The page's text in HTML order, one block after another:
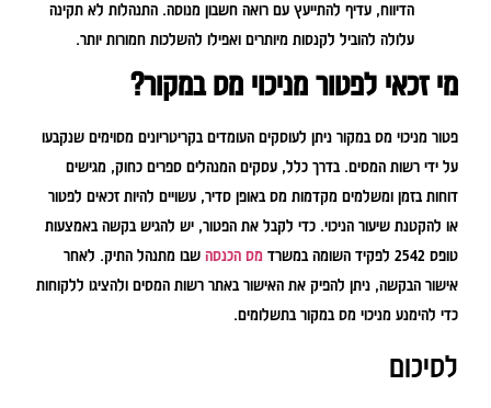
הדיווח, עדיף להתייעץ עם רואה חשבון מנוסה. התנהלות לא תקינה
עלולה להוביל לקנסות מיותרים ואפילו להשלכות חמורות יותר.
מי זכאי לפטור מניכוי מס במקור?
פטור מניכוי מס במקור ניתן לעוסקים העומדים בקריטריונים מסוימים שנקבעו
על ידי רשות המסים. בדרך כלל, עסקים המנהלים ספרים כחוק, מגישים
דוחות בזמן ומשלמים מקדמות מס באופן סדיר, עשויים להיות זכאים לפטור
או להקטנת שיעור הניכוי. כדי לקבל את הפטור, יש להגיש בקשה באמצעות
טופס 2542 לפקיד השומה במשרד
מס הכנסה שבו מתנהל התיק. לאחר
אישור הבקשה, ניתן להפיק את האישור באתר רשות המסים ולהציגו ללקוחות
כדי להימנע מניכוי מס במקור בתשלומים.
לסיכום